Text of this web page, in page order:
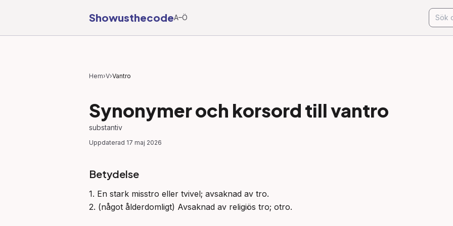
ShowusthecodeA–Ö
Hem›V›Vantro
Synonymer och korsord tillvantro
substantiv
Uppdaterad 17 maj 2026
Betydelse
1. En stark misstro eller tvivel; avsaknad av tro.
2. (något ålderdomligt) Avsaknad av religiös tro; otro.